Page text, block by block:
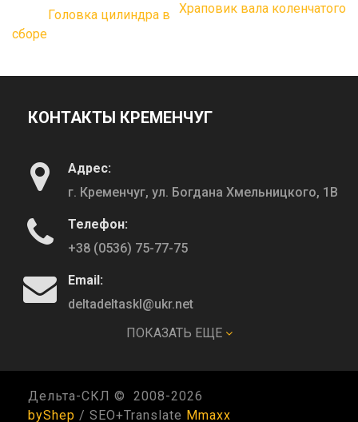
Головка цилиндра в
сборе
Храповик вала коленчатого
КОНТАКТЫ КРЕМЕНЧУГ
Адрес:
г. Кременчуг, ул. Богдана Хмельницкого, 1В
Телефон:
+38 (0536) 75-77-75
Email:
deltadeltaskl@ukr.net
Адрес:
ПОКАЗАТЬ ЕЩЕ
Дельта-СКЛ © 2008-2026
byShep / SEO+Translate Mmaxx